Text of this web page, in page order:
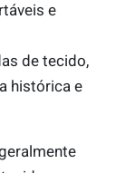
e
de tecido,
histórica e